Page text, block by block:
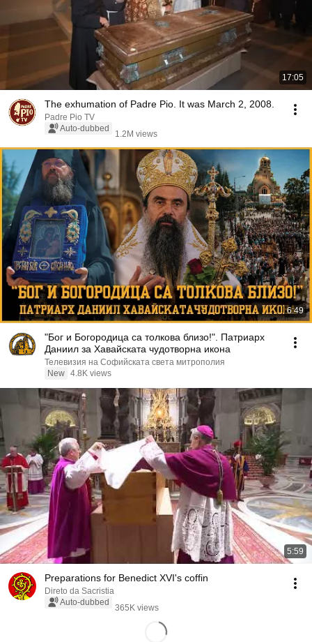
17:05
The exhumation of Padre Pio. It was March 2, 2008.
Padre Pio TV
Auto-dubbed
1.2M views
6:49
"Бог и Богородица са толкова близо!". Патриарх
Даниил за Хавайската чудотворна икона
Телевизия на Софийската света митрополия
New 4.8K views
5:59
Preparations for Benedict XVI's coffin
Direto da Sacristia
Auto-dubbed
365K views